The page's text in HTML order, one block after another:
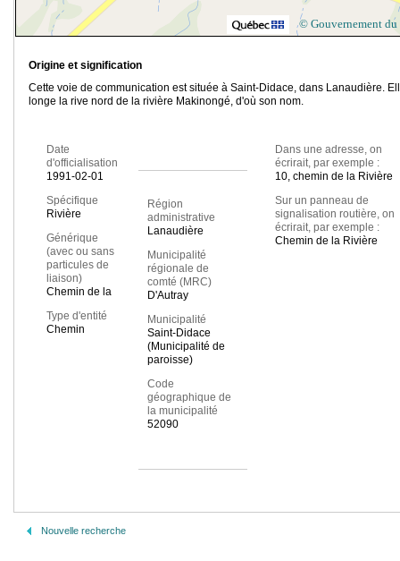
© Gouvernement du
Origine et signification
Cette voie de communication est située à Saint-Didace, dans Lanaudière.
longe la rive nord de la rivière Makinongé, d'où son nom.
Date
d'officialisation
1991-02-01
Spécifique
Rivière
Générique
(avec ou sans
particules de
liaison)
Chemin de la
Type d'entité
Chemin
Région
administrative
Lanaudière
Municipalité
régionale de
comté (MRC)
D'Autray
Municipalité
Saint-Didace
(Municipalité de
paroisse)
Code
géographique de
la municipalité
52090
Dans une adresse, on
écrirait, par exemple :
10, chemin de la Rivière
Sur un panneau de
signalisation routière, on
écrirait, par exemple :
Chemin de la Rivière
Nouvelle recherche